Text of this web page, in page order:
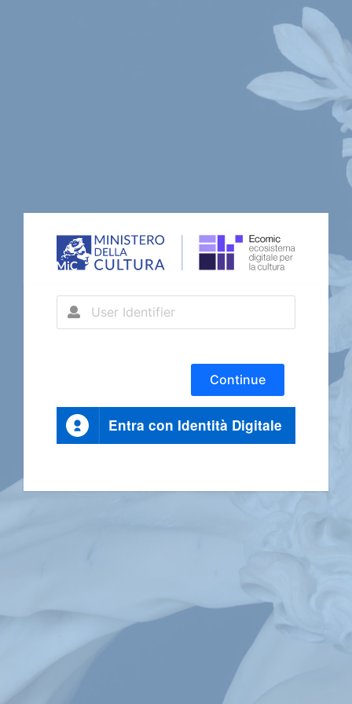
Continue
Entra con Identità Digitale